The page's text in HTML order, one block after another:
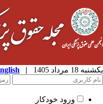
18 مرداد 1405 |
English
ورود خودکار